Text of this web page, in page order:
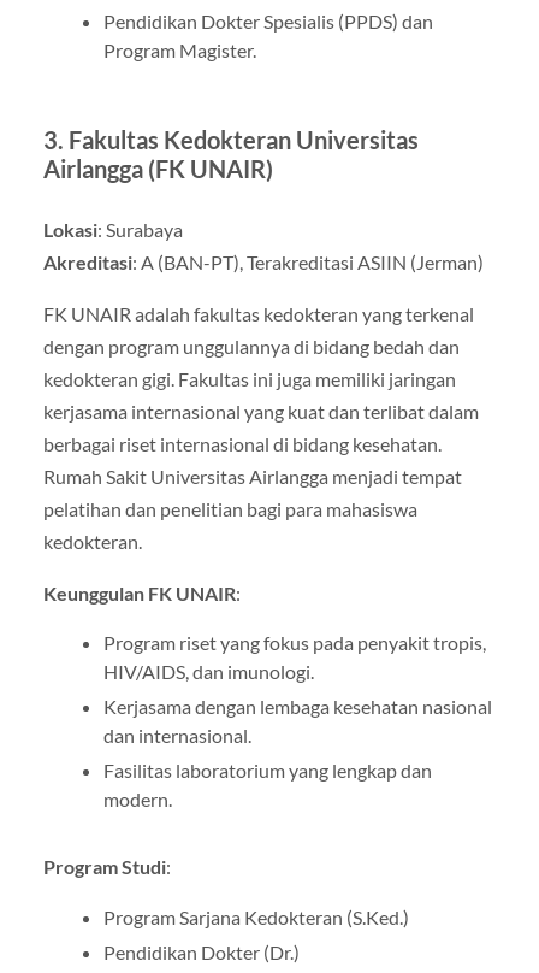
Pendidikan Dokter Spesialis (PPDS) dan
Program Magister.
3. Fakultas Kedokteran Universitas
Airlangga (FK UNAIR)
Lokasi: Surabaya
Akreditasi: A (BAN-PT), Terakreditasi ASIIN (Jerman)
FK UNAIR adalah fakultas kedokteran yang terkenal
dengan program unggulannya di bidang bedah dan
kedokteran gigi. Fakultas ini juga memiliki jaringan
kerjasama internasional yang kuat dan terlibat dalam
berbagai riset internasional di bidang kesehatan.
Rumah Sakit Universitas Airlangga menjadi tempat
pelatihan dan penelitian bagi para mahasiswa
kedokteran.
Keunggulan FK UNAIR:
Program riset yang fokus pada penyakit tropis,
HIV/AIDS, dan imunologi.
Kerjasama dengan lembaga kesehatan nasional
dan internasional.
Fasilitas laboratorium yang lengkap dan
modern.
Program Studi:
Program Sarjana Kedokteran (S.Ked.)
Pendidikan Dokter (Dr.)